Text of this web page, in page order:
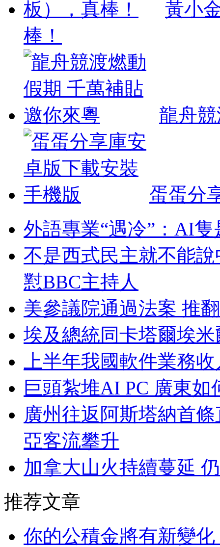
黃小
棒！
龍舟
蛋蛋分
外語專業“遇冷”：AI隻
不是西式民主就不能
懟BBC主持人
美參議院通過法案 推
埃及總統同卡塔爾埃
上半年我國軟件業務
巨頭紮堆AI PC 廣東如
廣州往返阿斯塔納首
亞客流攀升
加拿大山火持續蔓延
推荐文章
你的公積金將有新變